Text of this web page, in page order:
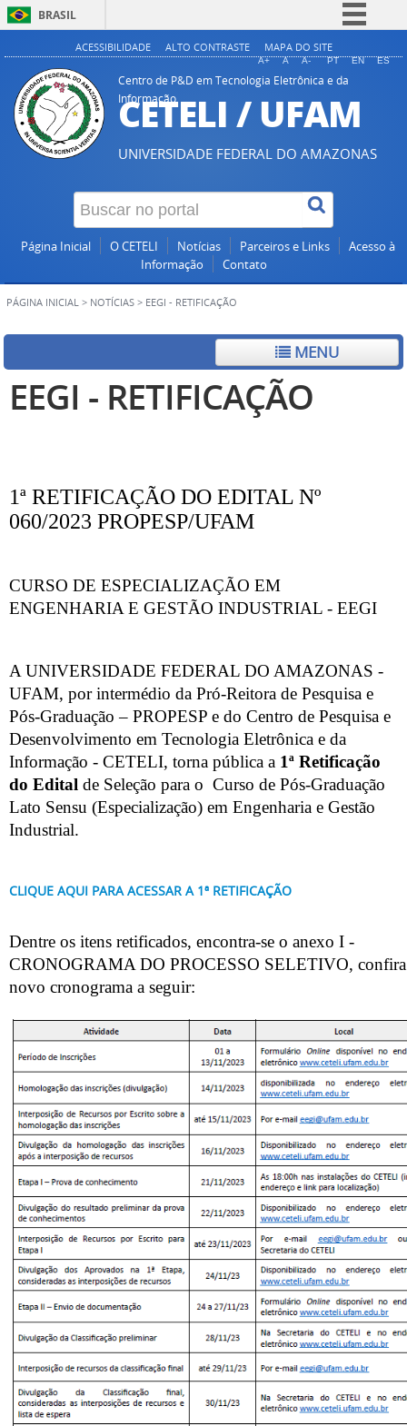
BRASIL
Simplifique!
Comunica BR
Participe
Acesso à informação
Legislação
Canais
ACESSIBILIDADE ALTO CONTRASTE MAPA DO SITE
A+ A A- PT EN ES
Centro de P&D em Tecnologia Eletrônica e da
Informação
CETELI / UFAM
UNIVERSIDADE FEDERAL DO AMAZONAS
Página Inicial O CETELI Notícias Parceiros e Links
Acesso à
Informação
Contato
PÁGINA INICIAL > NOTÍCIAS > EEGI - RETIFICAÇÃO
MENU
EEGI - RETIFICAÇÃO
1ª RETIFICAÇÃO DO EDITAL Nº
060/2023 PROPESP/UFAM
CURSO DE ESPECIALIZAÇÃO EM
ENGENHARIA E GESTÃO INDUSTRIAL - EEGI
A UNIVERSIDADE FEDERAL DO AMAZONAS -
UFAM, por intermédio da Pró-Reitora de Pesquisa e
Pós-Graduação – PROPESP e do Centro de Pesquisa e
Desenvolvimento em Tecnologia Eletrônica e da
Informação - CETELI, torna pública a 1ª Retificação
do Edital de Seleção para o Curso de Pós-Graduação
Lato Sensu (Especialização) em Engenharia e Gestão
Industrial.
CLIQUE AQUI PARA ACESSAR A 1ª RETIFICAÇÃO
Dentre os itens retificados, encontra-se o anexo I -
CRONOGRAMA DO PROCESSO SELETIVO,
novo cronograma a seguir: